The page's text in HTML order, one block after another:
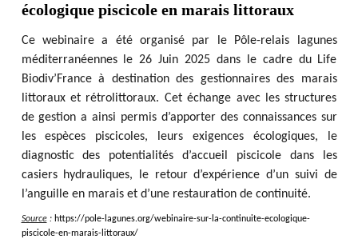
écologique piscicole en marais littoraux
Ce webinaire a été organisé par le Pôle-relais lagunes
méditerranéennes le 26 Juin 2025 dans le cadre du Life
Biodiv’France à destination des gestionnaires des marais
littoraux et rétrolittoraux. Cet échange avec les structures
de gestion a ainsi permis d’apporter des connaissances sur
les espèces piscicoles, leurs exigences écologiques, le
diagnostic des potentialités d’accueil piscicole dans les
casiers hydrauliques, le retour d’expérience d’un suivi de
l’anguille en marais et d’une restauration de continuité.
Source: https://pole-lagunes.org/webinaire-sur-la-continuite-ecologique-
piscicole-en-marais-littoraux/